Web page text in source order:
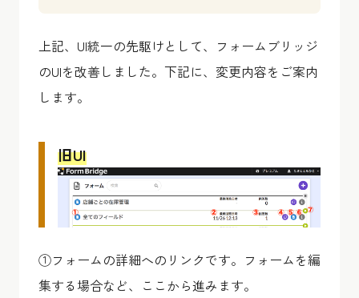
上記、UI統一の先駆けとして、フォームブリッジ
のUIを改善しました。下記に、変更内容をご案内
します。
旧UI
①フォームの詳細へのリンクです。フォームを編
集する場合など、ここから進みます。